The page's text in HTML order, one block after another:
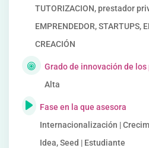
TUTORIZACION, prestador
EMPRENDEDOR, STARTUPS,
CREACIÓN
Grado de innovación de
Alta
Fase en la que asesora
Internacionalización |
Idea, Seed | Estudiante